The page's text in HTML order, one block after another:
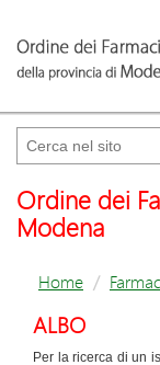
Amministrazione
Cerca
Ordine dei
Modena
Home
ALBO
Per la ricerca di un